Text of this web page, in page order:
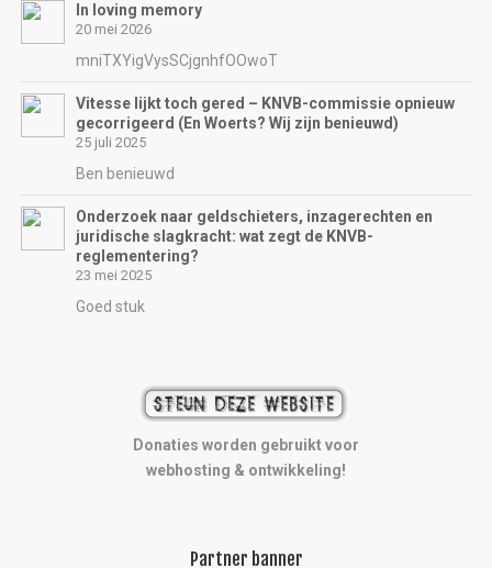
In loving memory
20 mei 2026
mniTXYigVysSCjgnhfOOwoT
Vitesse lijkt toch gered – KNVB-commissie opnieuw
gecorrigeerd (En Woerts? Wij zijn benieuwd)
25 juli 2025
Ben benieuwd
Onderzoek naar geldschieters, inzagerechten en
juridische slagkracht: wat zegt de KNVB-
reglementering?
23 mei 2025
Goed stuk
Donaties worden gebruikt voor
webhosting & ontwikkeling!
Partner banner